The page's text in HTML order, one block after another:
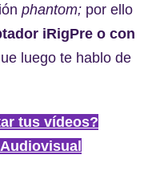
phantom; por ello
iRigPre o con
luego te hablo de
tus vídeos?